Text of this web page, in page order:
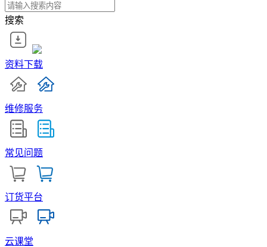
搜索
资料下载
维修服务
常见问题
订货平台
云课堂